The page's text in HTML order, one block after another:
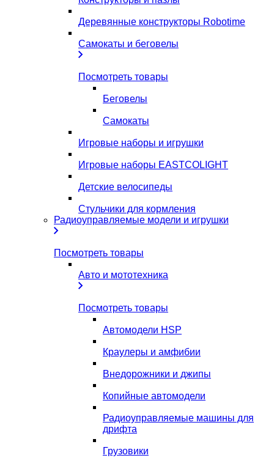
Деревянные конструкторы Robotime
Самокаты и беговелы
Посмотреть товары
Беговелы
Самокаты
Игровые наборы и игрушки
Игровые наборы EASTCOLIGHT
Детские велосипеды
Стульчики для кормления
Радиоуправляемые модели и игрушки
Посмотреть товары
Авто и мототехника
Посмотреть товары
Автомодели HSP
Краулеры и амфибии
Внедорожники и джипы
Копийные автомодели
Радиоуправляемые машины для
дрифта
Грузовики